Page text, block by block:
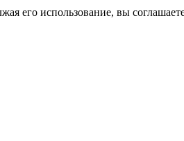
его использование, вы